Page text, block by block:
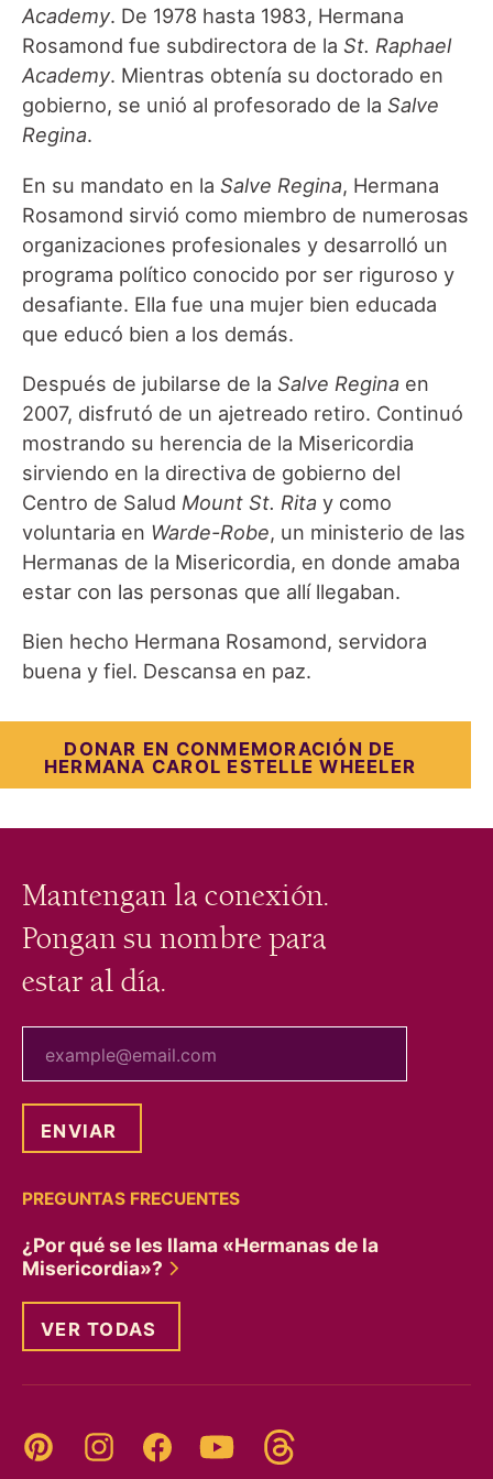
Academy. De 1978 hasta 1983, Hermana
Rosamond fue subdirectora de la St. Raphael
Academy. Mientras obtenía su doctorado en
gobierno, se unió al profesorado de la Salve
Regina.
En su mandato en la Salve Regina, Hermana
Rosamond sirvió como miembro de numerosas
organizaciones profesionales y desarrolló un
programa político conocido por ser riguroso y
desafiante. Ella fue una mujer bien educada
que educó bien a los demás.
Después de jubilarse de la Salve Regina en
2007, disfrutó de un ajetreado retiro. Continuó
mostrando su herencia de la Misericordia
sirviendo en la directiva de gobierno del
Centro de Salud Mount St. Rita y como
voluntaria en Warde-Robe, un ministerio de las
Hermanas de la Misericordia, en donde amaba
estar con las personas que allí llegaban.
Bien hecho Hermana Rosamond, servidora
buena y fiel. Descansa en paz.
DONAR EN CONMEMORACIÓN DE
HERMANA CAROL ESTELLE WHEELER
Mantengan la conexión.
Pongan su nombre para
estar al día.
PREGUNTAS FRECUENTES
¿Por qué se les llama «Hermanas de la
Misericordia»?
VER TODAS
Pinterest InstagramFacebookYouTube